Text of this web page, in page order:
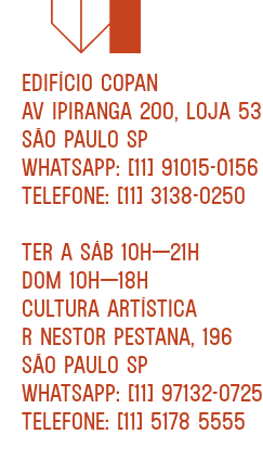
EDIFÍCIO COPAN
AV IPIRANGA 200, LOJA 53
SÃO PAULO SP
WHATSAPP: [11] 91015-0156
TELEFONE: [11] 3138-0250
TER A SÁB 10H—21H
DOM 10H—18H
CULTURA ARTÍSTICA
R NESTOR PESTANA, 196
SÃO PAULO SP
WHATSAPP: [11] 97132-0725
TELEFONE: [11] 5178 5555